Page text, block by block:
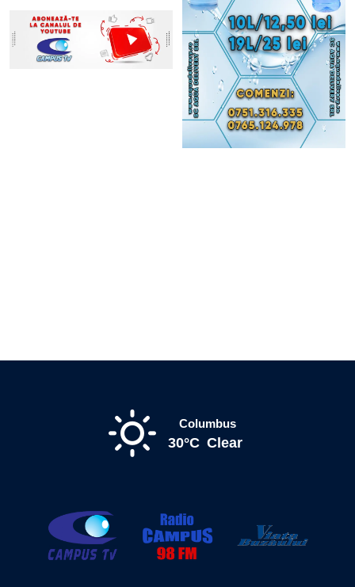
Columbus
30°C Clear